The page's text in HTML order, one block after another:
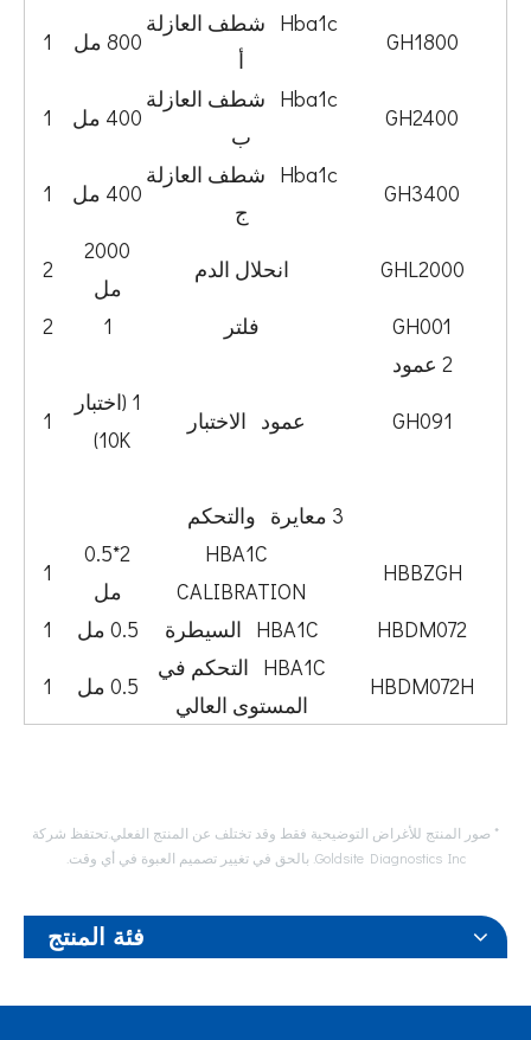
GH1800
Hba1c شطف العازلة
أ
800 مل 1
GH2400
Hba1c شطف العازلة
ب
400 مل 1
GH3400
Hba1c شطف العازلة
ج
400 مل 1
GHL2000 انحلال الدم
2000
مل
2
GH001
فلتر 1
2
2 عمود
GH091
عمود الاختبار
1 (اختبار
10K)
1
3 معايرة والتحكم
HBBZGH
HBA1C
CALIBRATION
2*0.5
مل
1
HBDM072
HBA1C السيطرة 0.5 مل
1
HBDM072H
HBA1C التحكم في
المستوى العالي
0.5 مل 1
* صور المنتج للأغراض التوضيحية فقط وقد تختلف عن المنتج الفعلي.تحتفظ شركة
Goldsite Diagnostics Inc. بالحق في تغيير تصميم العبوة في أي وقت.
فئة المنتج